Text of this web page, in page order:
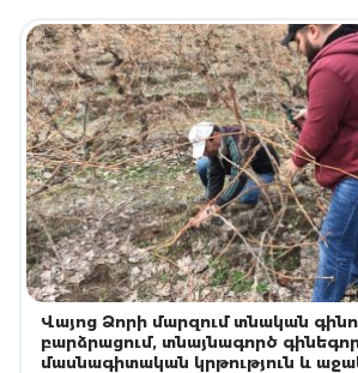
Վայոց Ձորի մարզում տնական
բարձրացում, տնայնագործ
մասնագիտական կրթություն և